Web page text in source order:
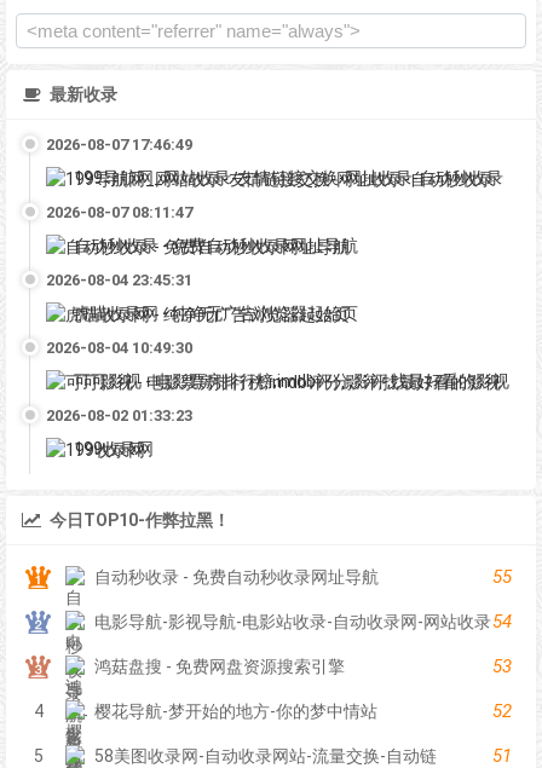
最新收录
2026-08-07 17:46:49
199导航网_网站收录-友情链接交换-网址收录-自动秒收录
2026-08-07 08:11:47
自动秒收录 - 免费自动秒收录网址导航
2026-08-04 23:45:31
虎喵收录网 - 纯净无广告浏览器起始页
2026-08-04 10:49:30
可可影视 - 电影票房排行榜,imdb评分,影评,找最好看的影视
2026-08-02 01:33:23
199收录网
今日TOP10-作弊拉黑！
自动秒收录 - 免费自动秒收录网址导航 55
电影导航-影视导航-电影站收录-自动收录网-网站收录54
鸿菇盘搜 - 免费网盘资源搜索引擎 53
4 樱花导航-梦开始的地方-你的梦中情站 52
5 58美图收录网-自动收录网站-流量交换-自动链 51